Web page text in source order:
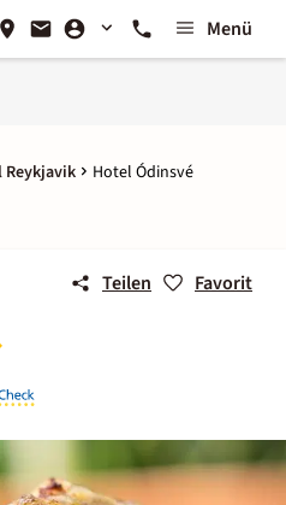
Menü
Reykjavik Hotel Ódinsvé
Teilen Favorit